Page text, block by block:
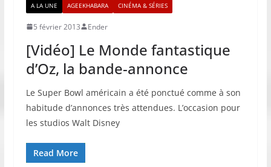
A LA UNE AGEEKHABARA CINÉMA & SÉRIES
5 février 2013 Ender
[Vidéo] Le Monde fantastique
d’Oz, la bande-annonce
Le Super Bowl américain a été ponctué comme à son
habitude d’annonces très attendues. L’occasion pour
les studios Walt Disney
Read More